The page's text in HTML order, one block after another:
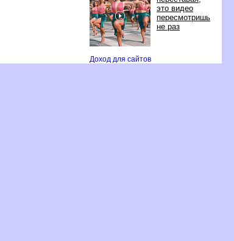
это видео
пересмотришь
не раз
Доход для сайто